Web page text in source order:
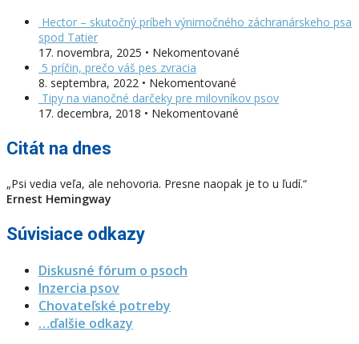
Hector – skutočný príbeh výnimočného záchranárskeho psa
spod Tatier
17. novembra, 2025 • Nekomentované
5 príčin, prečo váš pes zvracia
8. septembra, 2022 • Nekomentované
Tipy na vianočné darčeky pre milovníkov psov
17. decembra, 2018 • Nekomentované
Citát na dnes
„Psi vedia veľa, ale nehovoria. Presne naopak je to u ľudí.“
Ernest Hemingway
Súvisiace odkazy
Diskusné fórum o psoch
Inzercia psov
Chovateľské potreby
…ďalšie odkazy